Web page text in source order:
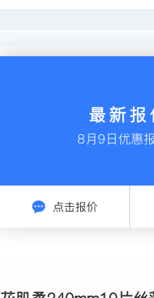
最新报
8月9日优惠
点击报价